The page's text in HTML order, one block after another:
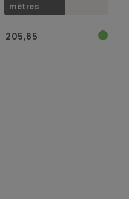
mètres
205,65